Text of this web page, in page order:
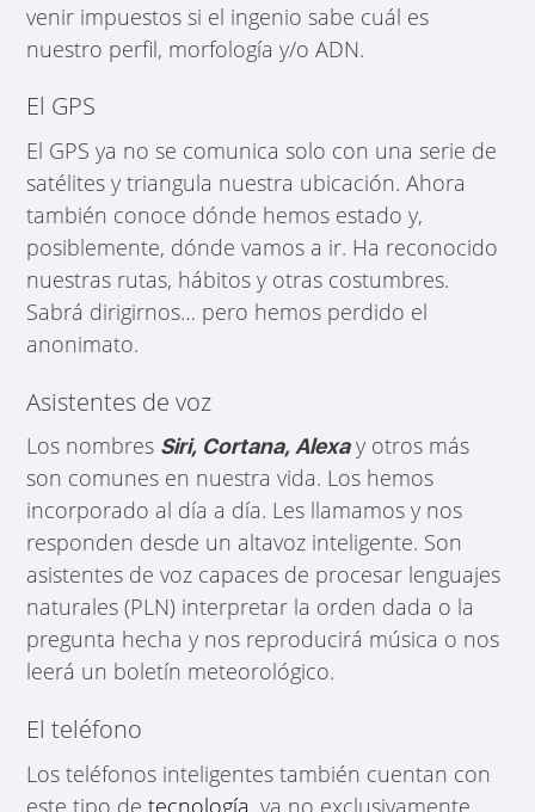
venir impuestos si el ingenio sabe cuál es
nuestro perfil, morfología y/o ADN.
El GPS
El GPS ya no se comunica solo con una serie de
satélites y triangula nuestra ubicación. Ahora
también conoce dónde hemos estado y,
posiblemente, dónde vamos a ir. Ha reconocido
nuestras rutas, hábitos y otras costumbres.
Sabrá dirigirnos… pero hemos perdido el
anonimato.
Asistentes de voz
Los nombres Siri, Cortana, Alexay otros más
son comunes en nuestra vida. Los hemos
incorporado al día a día. Les llamamos y nos
responden desde un altavoz inteligente. Son
asistentes de voz capaces de procesar lenguajes
naturales (PLN) interpretar la orden dada o la
pregunta hecha y nos reproducirá música o nos
leerá un boletín meteorológico.
El teléfono
Los teléfonos inteligentes también cuentan con
este tipo detecnología , ya no exclusivamente